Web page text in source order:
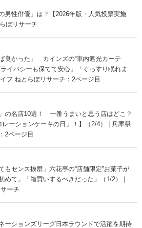
男性俳優」は？【2026年版・人気投票実施
ぼリサーチ
良かった」 カインズの“車内遮光カーテ
イバシーも保てて安心」「ぐっすり眠れま
フ ねとらぼリサーチ：2ページ目
の名店10選！ 一番うまいと思う店はどこ？
レーションケーキの日」！】（2/4） | 兵庫県
2ページ目
もセンス抜群」六花亭の“店舗限定”お菓子が
て」「箱買いするべきだった」（1/2） |
ーチ
ーションズリーグ日本ラウンドで活躍を期待